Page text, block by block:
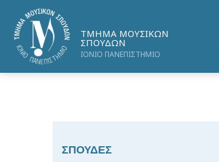
ΤΜΗΜΑ ΜΟΥΣΙΚΩΝ
ΣΠΟΥΔΩΝ
ΙΟΝΙΟ ΠΑΝΕΠΙΣΤΗΜΙΟ
ΣΠΟΥΔΕΣ